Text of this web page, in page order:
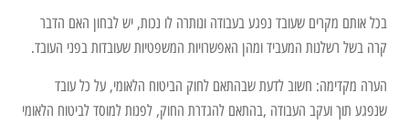
בכל אותם מקרים שעובד נפגע בעבודה ונותרה לו נכות, יש לבחון האם הדבר
קרה בשל רשלנות המעביד ומהן האפשרויות המשפטיות שעובדות בפני העובד.
הערה מקדימה: חשוב לדעת שבהתאם לחוק הביטוח הלאומי, על כל עובד
שנפגע תוך ועקב העבודה ,בהתאם להגדרת החוק, לפנות למוסד לביטוח הלאומי